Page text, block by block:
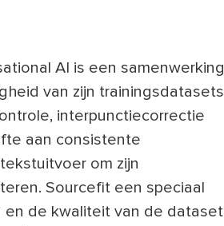
AI is een samenwerking
van zijn trainingsdatasets
interpunctiecorrectie
aan consistente
om zijn
Sourcefit een speciaal
en de kwaliteit van de dataset